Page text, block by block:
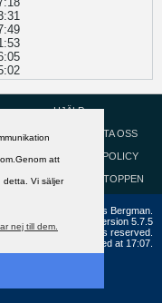
att
detta. Vi säljer
nej till dem.
HJÄLP
KONTAKTA OSS
COOKIEPOLICY
GÅ TILL TOPPEN
2002 av Anders Bergman.
by
Version 5.7.5
dba vBulletin. All rights reserved.
This page was generated at 17:07.